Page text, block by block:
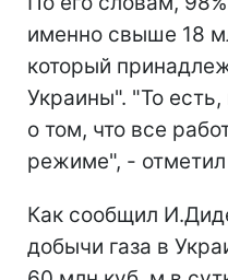
именно свыше 18
который
Украины". "То
о том, что все
режиме", -
Как сообщил
добычи газа в